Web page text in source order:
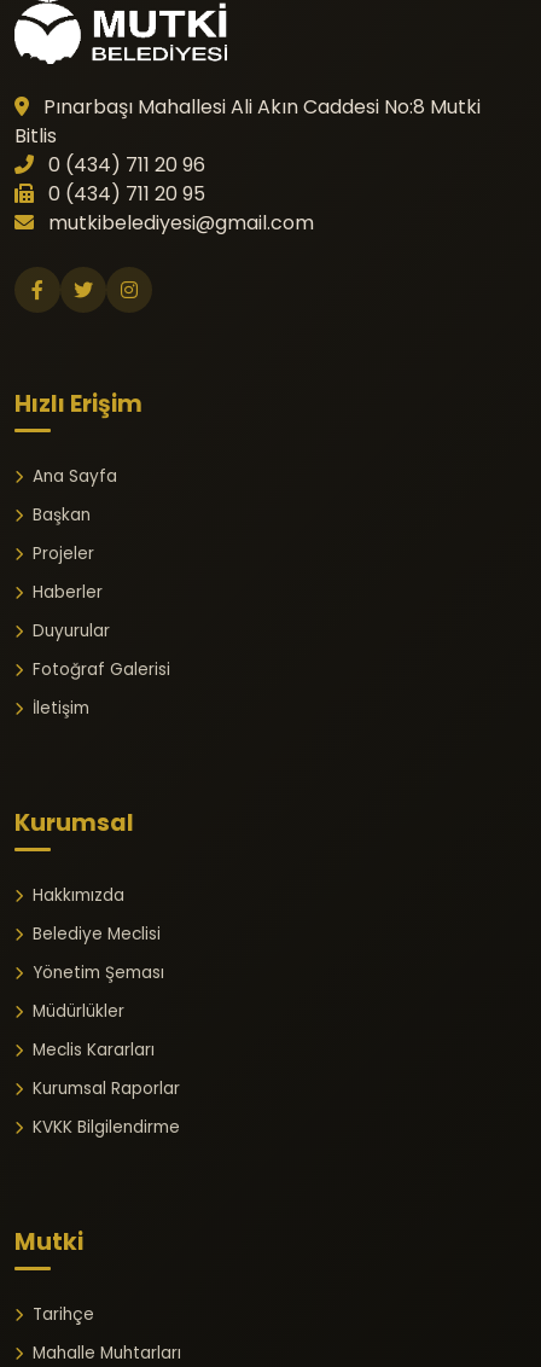
Pınarbaşı Mahallesi Ali Akın Caddesi No:8 Mutki
Bitlis
0 (434) 711 20 96
0 (434) 711 20 95
mutkibelediyesi@gmail.com
Hızlı Erişim
Ana Sayfa
Başkan
Projeler
Haberler
Duyurular
Fotoğraf Galerisi
İletişim
Kurumsal
Hakkımızda
Belediye Meclisi
Yönetim Şeması
Müdürlükler
Meclis Kararları
Kurumsal Raporlar
KVKK Bilgilendirme
Mutki
Tarihçe
Mahalle Muhtarları